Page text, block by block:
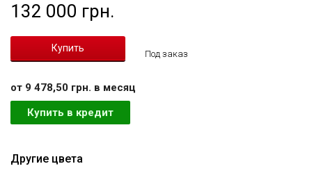
132 000 грн.
Под заказ
от 9 478,50 грн. в месяц
Купить в кредит
Другие цвета